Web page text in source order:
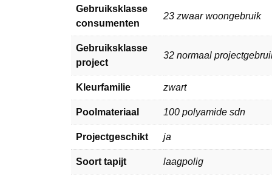
Gebruiksklasse
consumenten
23 zwaar woongebruik
Gebruiksklasse
project
32 normaal
Kleurfamilie zwart
Poolmateriaal 100 polyamide sdn
Projectgeschikt ja
Soort tapijt laagpolig